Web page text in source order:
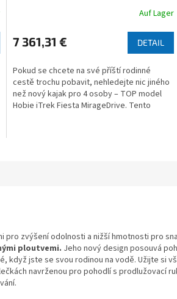
Produktbewertung
ist
von
5
Sternen.
Auf Lager
7 361,31 € DETAIL
Pokud se chcete na své příští rodinné
cestě trochu pobavit, nehledejte nic jiného
než nový kajak pro 4 osoby – TOP model
Hobie iTrek Fiesta MirageDrive. Tento
zvýšení odolnosti a nižší hmotnosti pro
ploutvemi. Jeho nový design posouvá
jste se svou rodinou na vodě. Užijte si
navrženou pro pohodlí s prodlužovací